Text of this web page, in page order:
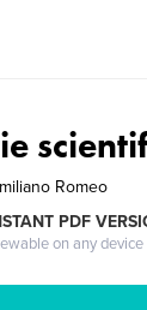
Romeo
PDF
on any device